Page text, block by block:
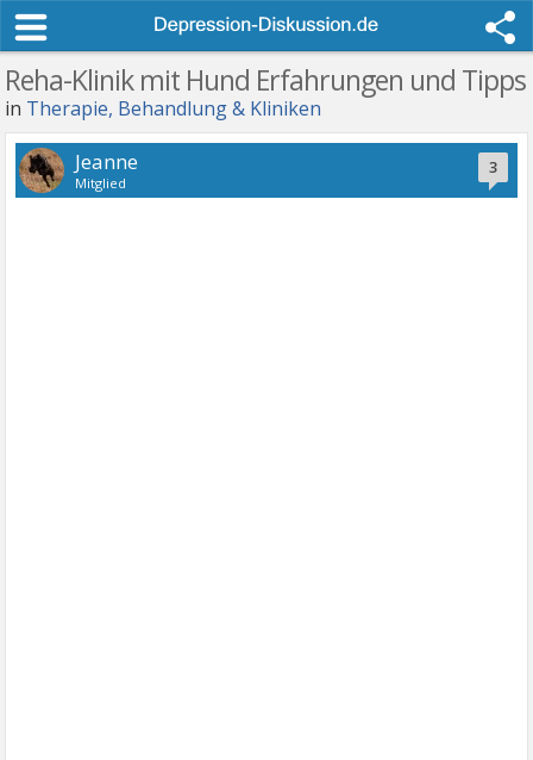
Reha-Klinik mit Hund Erfahrungen und Tipps
in Therapie, Behandlung & Kliniken
3
Jeanne
Mitglied